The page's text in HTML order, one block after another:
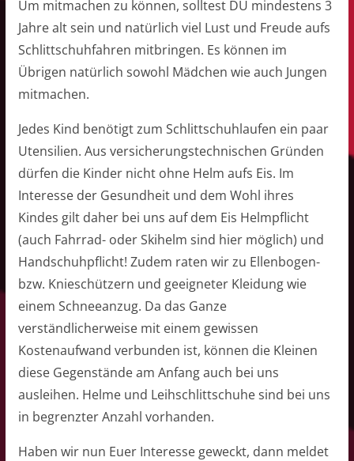
Um mitmachen zu können, solltest DU mindestens 3
Jahre alt sein und natürlich viel Lust und Freude aufs
Schlittschuhfahren mitbringen. Es können im
Übrigen natürlich sowohl Mädchen wie auch Jungen
mitmachen.
Jedes Kind benötigt zum Schlittschuhlaufen ein paar
Utensilien. Aus versicherungstechnischen Gründen
dürfen die Kinder nicht ohne Helm aufs Eis. Im
Interesse der Gesundheit und dem Wohl ihres
Kindes gilt daher bei uns auf dem Eis Helmpflicht
(auch Fahrrad- oder Skihelm sind hier möglich) und
Handschuhpflicht! Zudem raten wir zu Ellenbogen-
bzw. Knieschützern und geeigneter Kleidung wie
einem Schneeanzug. Da das Ganze
verständlicherweise mit einem gewissen
Kostenaufwand verbunden ist, können die Kleinen
diese Gegenstände am Anfang auch bei uns
ausleihen. Helme und Leihschlittschuhe sind bei uns
in begrenzter Anzahl vorhanden.
Haben wir nun Euer Interesse geweckt, dann meldet